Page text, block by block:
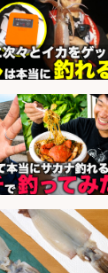
り好き歓迎/残
会社
by 求人ボックス
る現場・事務
可
同組合連合会
by 求人ボックス